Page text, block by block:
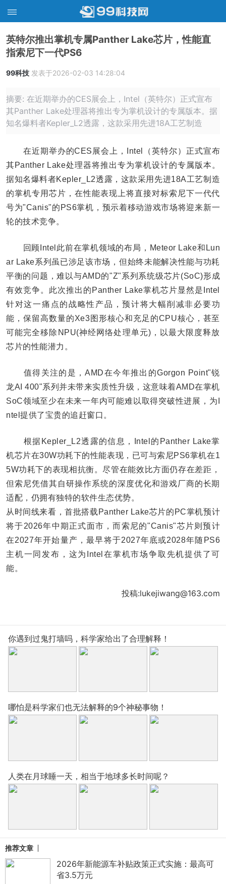
英特尔推出掌机专属Panther Lake芯片，性能直
指索尼下一代PS6
99科技 发表于2026-02-03 14:28:04
摘要: 在近期举办的CES展会上，Intel（英特尔）正式宣布
其Panther Lake处理器将推出专为掌机设计的专属版本。据
知名爆料者Kepler_L2透露，这款采用先进18A工艺制造
在近期举办的CES展会上，Intel（英特尔）正式宣布
其Panther Lake处理器将推出专为掌机设计的专属版本。
据知名爆料者Kepler_L2透露，这款采用先进18A工艺制造
的掌机专用芯片，在性能表现上将直接对标索尼下一代代
号为"Canis"的PS6掌机，预示着移动游戏市场将迎来新一
轮的技术竞争。
回顾Intel此前在掌机领域的布局，Meteor Lake和Lun
ar Lake系列虽已涉足该市场，但始终未能解决性能与功耗
平衡的问题，难以与AMD的"Z"系列系统级芯片(SoC)形成
有效竞争。此次推出的Panther Lake掌机芯片显然是Intel
针对这一痛点的战略性产品，预计将大幅削减非必要功
能，保留高数量的Xe3图形核心和充足的CPU核心，甚至
可能完全移除NPU(神经网络处理单元)，以最大限度释放
芯片的性能潜力。
值得关注的是，AMD在今年推出的Gorgon Point"锐
龙AI 400"系列并未带来实质性升级，这意味着AMD在掌机
SoC领域至少在未来一年内可能难以取得突破性进展，为I
ntel提供了宝贵的追赶窗口。
根据Kepler_L2透露的信息，Intel的Panther Lake掌
机芯片在30W功耗下的性能表现，已可与索尼PS6掌机在1
5W功耗下的表现相抗衡。尽管在能效比方面仍存在差距，
但索尼凭借其自研操作系统的深度优化和游戏厂商的长期
适配，仍拥有独特的软件生态优势。
从时间线来看，首批搭载Panther Lake芯片的PC掌机预计
将于2026年中期正式面市，而索尼的"Canis"芯片则预计
在2027年开始量产，最早将于2027年底或2028年随PS6
主机一同发布，这为Intel在掌机市场争取先机提供了可
能。
投稿:lukejiwang@163.com
你遇到过鬼打墙吗，科学家给出了合理解释！
哪怕是科学家们也无法解释的9个神秘事物！
人类在月球睡一天，相当于地球多长时间呢？
推荐文章
2026年新能源车补贴政策正式实施：最高可
省3.5万元